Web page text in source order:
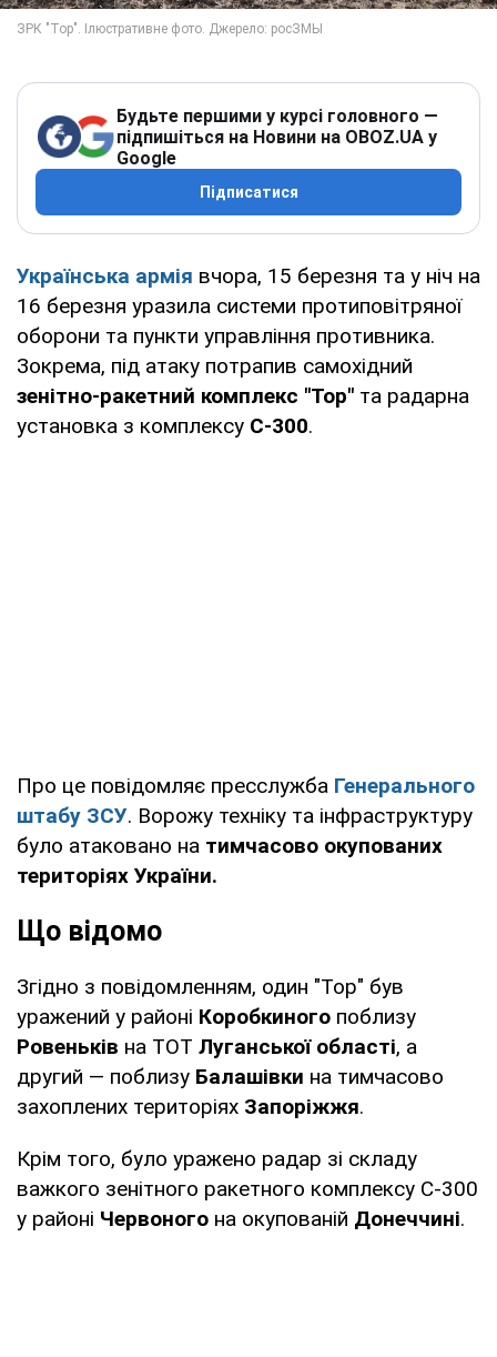
Будьте першими у курсі головного —
підпишіться на Новини на OBOZ.UA у
Google
Підписатися
Українська армія вчора, 15 березня та у ніч на
16 березня уразила системи протиповітряної
оборони та пункти управління противника.
Зокрема, під атаку потрапив самохідний
зенітно-ракетний комплекс "Тор" та радарна
установка з комплексу С-300.
Про це повідомляє пресслужба Генерального
штабу ЗСУ. Ворожу техніку та інфраструктуру
було атаковано на тимчасово окупованих
територіях України.
Що відомо
Згідно з повідомленням, один "Тор" був
уражений у районі Коробкиного поблизу
Ровеньків на ТОТ Луганської області, а
другий — поблизу Балашівки на тимчасово
захоплених територіях Запоріжжя.
Крім того, було уражено радар зі складу
важкого зенітного ракетного комплексу С-300
у районі Червоного на окупованій Донеччині.